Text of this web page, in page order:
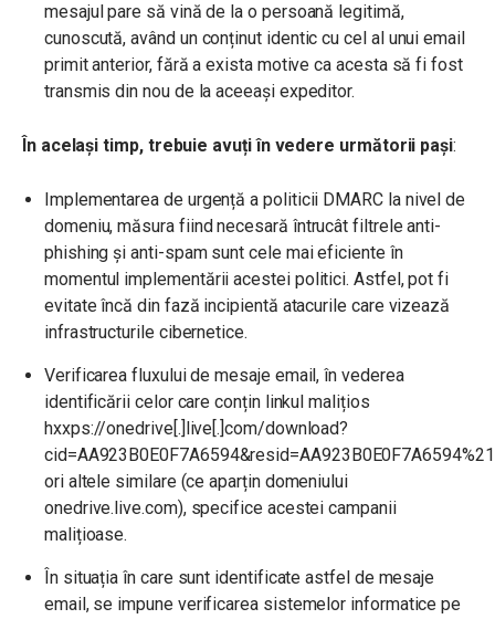
mesajul pare să vină de la o persoană legitimă,
cunoscută, având un conținut identic cu cel al unui email
primit anterior, fără a exista motive ca acesta să fi fost
transmis din nou de la aceeași expeditor.
În același timp, trebuie avuți în vedere următorii pași:
Implementarea de urgență a politicii DMARC la nivel de
domeniu, măsura fiind necesară întrucât filtrele anti-
phishing și anti-spam sunt cele mai eficiente în
momentul implementării acestei politici. Astfel, pot fi
evitate încă din fază incipientă atacurile care vizează
infrastructurile cibernetice.
Verificarea fluxului de mesaje email, în vederea
identificării celor care conțin linkul malițios
hxxps://onedrive[.]live[.]com/download?
ori altele similare (ce aparțin domeniului
onedrive.live.com), specifice acestei campanii
malițioase.
În situația în care sunt identificate astfel de mesaje
email, se impune verificarea sistemelor informatice pe